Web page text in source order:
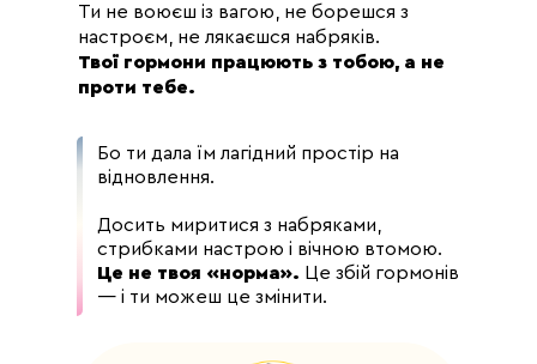
Бо ти дала їм лагідний простір на
відновлення.
Досить миритися з набряками,
стрибками настрою і вічною втомою.
Це не твоя «норма». Це збій гормонів
— і ти можеш це змінити.
Ти не воюєш із вагою, не борешся з
настроєм, не лякаєшся набряків.
Твої гормони працюють з тобою, а не
проти тебе.